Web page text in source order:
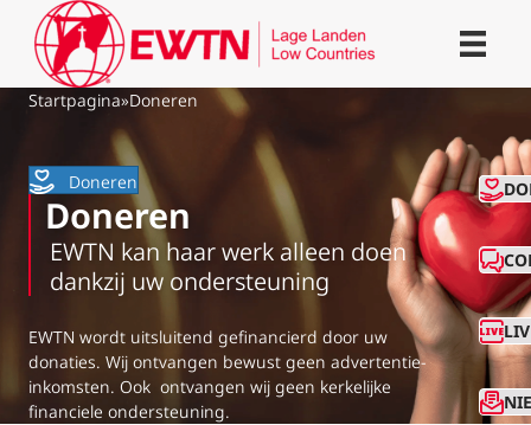
Startpagina»Doneren
Doneren
Doneren
EWTN kan haar werk alleen doen
dankzij uw ondersteuning
EWTN wordt uitsluitend gefinancierd door uw
donaties. Wij ontvangen bewust geen advertentie-
inkomsten. Ook ontvangen wij geen kerkelijke
financiele ondersteuning.